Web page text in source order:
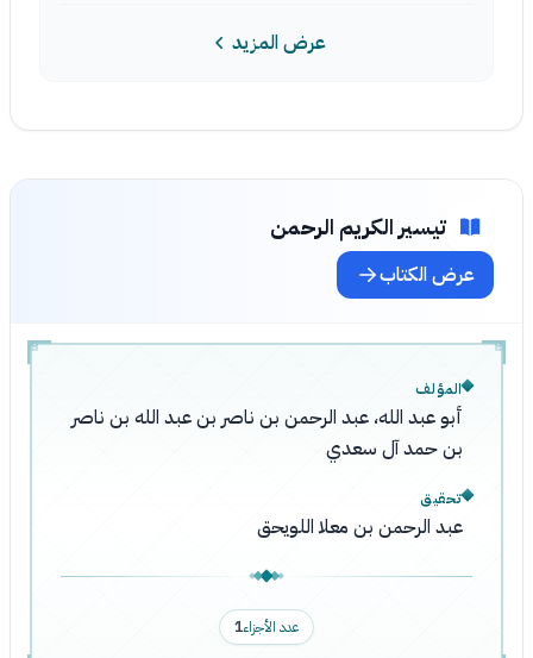
عرض المزيد
تيسير الكريم الرحمن
عرض الكتاب
المؤلف
أبو عبد الله، عبد الرحمن بن ناصر بن عبد الله بن ناصر
بن حمد آل سعدي
تحقيق
عبد الرحمن بن معلا اللويحق
عدد الأجزاء1